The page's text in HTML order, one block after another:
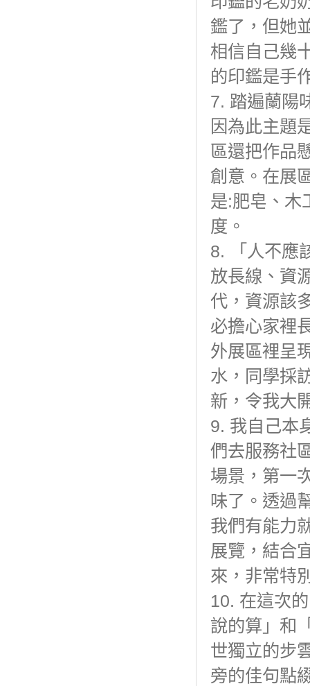
鑑了，但她
相信自己幾
的印鑑是手
7. 踏遍蘭陽
因為此主題
區還把作品
創意。在展
是:肥皂、木
度。
8. 「人不應
放長線、資
代，資源該
必擔心家裡
外展區裡呈
水，同學採
新，令我大
9. 我自己本
們去服務社
場景，第一
味了。透過
我們有能力
展覽，結合
來，非常特
10. 在這次
說的算」和
世獨立的步
旁的佳句點